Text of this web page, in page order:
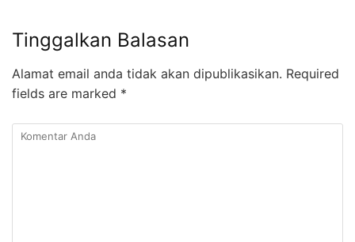
Tinggalkan Balasan
Alamat email anda tidak akan dipublikasikan. Required
fields are marked *